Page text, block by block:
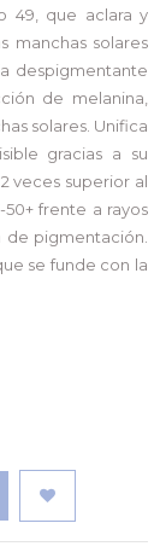
49, que aclara y
manchas solares
despigmentante
de melanina,
solares. Unifica
gracias a su
veces superior al
frente a rayos
de pigmentación.
se funde con la